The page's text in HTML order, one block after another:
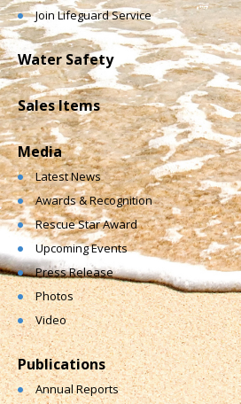
Join Lifeguard Service
Water Safety
Sales Items
Media
Latest News
Awards & Recognition
Rescue Star Award
Upcoming Events
Press Release
Photos
Video
Publications
Annual Reports